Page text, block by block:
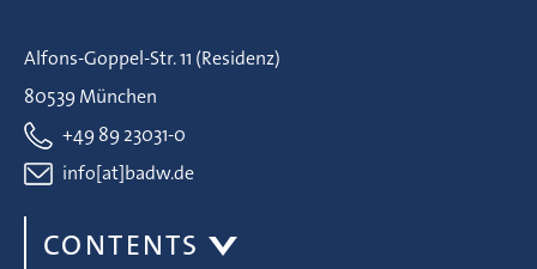
Alfons-Goppel-Str. 11 (Residenz)
80539 München
+49 89 23031-0
info[at]badw.de
CONTENTS